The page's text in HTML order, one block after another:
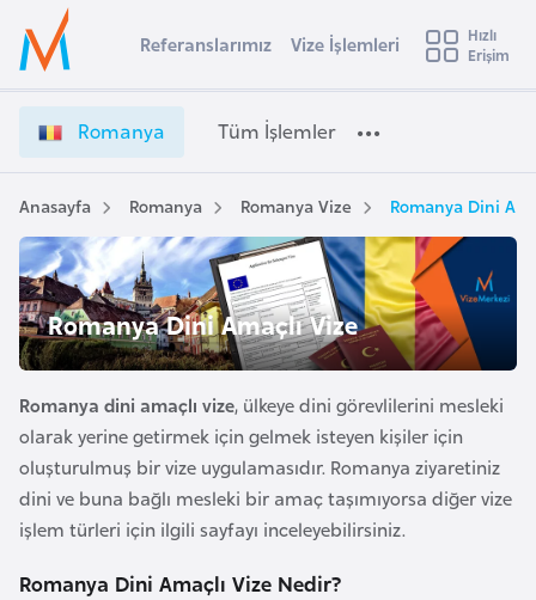
Ülke Seçimi
Başvuru yapmak istediğiniz ülkeyi seçin
Üye
Girişi
o
a
n
V
i
z
e
İ
ş
l
e
m
e
r
e
i
Referanslarımız Vize İşlemleri
Hızlı
Erişim
Romanya Tüm İşlemler
Anasayfa Romanya Romanya Vize Romanya Dini
Romanya Dini Amaçlı Vize
Romanya dini amaçlı vize, ülkeye dini görevlilerini mesleki
olarak yerine getirmek için gelmek isteyen kişiler için
oluşturulmuş bir vize uygulamasıdır. Romanya ziyaretiniz
dini ve buna bağlı mesleki bir amaç taşımıyorsa diğer vize
işlem türleri için ilgili sayfayı inceleyebilirsiniz.
Romanya Dini Amaçlı Vize Nedir?
s
t
r
a
A
v
u
t
u
r
y
a